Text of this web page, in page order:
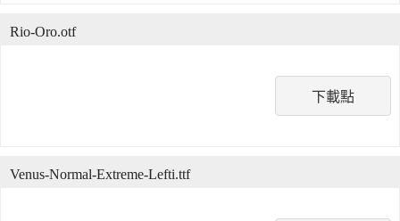
下載點
Rio-Oro.otf
Venus-Normal-Extreme-Lefti.ttf